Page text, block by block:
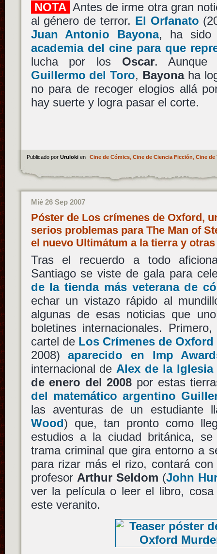
NOTA Antes de irme otra gran
al género de terror. El Orfanato
Juan Antonio Bayona, ha
academia del cine para que
lucha por los Oscar. Aunque
Guillermo del Toro, Bayonaha
no para de recoger elogios allá
hay suerte y logra pasar el corte.
Publicado por Uruloki en Cine de Cómics, Cine de Ciencia Ficción Cine de
Mié 26 Sep 2007
Póster de Los crímenes de Oxford,
serios problemas para The Man of
el nuevo Ultimátum a la tierra y
Tras el recuerdo a todo
Santiago se viste de gala para
de la tienda más veterana de
echar un vistazo rápido al
algunas de esas noticias que
boletines internacionales.
cartel de Los Crímenes de Oxford
2008)aparecido en Imp
internacional de Alex de la Iglesia
de enero del 2008 por estas
del matemático argentino
las aventuras de un estudiante
Wood) que, tan pronto como
estudios a la ciudad británica,
trama criminal que gira entorno a
para rizar más el rizo, contará
profesor Arthur Seldom (John
ver la película o leer el libro,
este veranito.